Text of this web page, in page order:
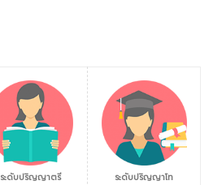
ระดับปริญญาตรี ระดับปริญญาโท